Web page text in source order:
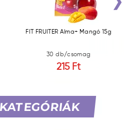
FIT FRUITER Alma+ Mangó 15g
30 db/csomag
215 Ft